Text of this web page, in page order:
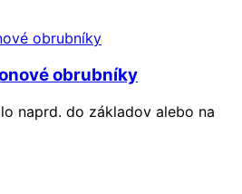
obrubníky
naprd. do základov alebo na